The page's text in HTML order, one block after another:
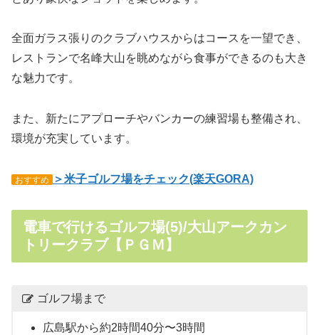
全面ガラス張りのクラブハウスからはコースを一望でき、
レストランで名峰大山を眺めながら食事ができるのも大き
な魅力です。
また、新たにアプローチやバンカーの練習場も整備され、
環境が充実しています。
おすすめ ＞米子ゴルフ場をチェック(楽天GORA)
電車で行けるゴルフ場(5)/大山アークカン
トリークラブ【ＰＧＭ】
ゴルフ場まで
広島駅から約2時間40分〜3時間